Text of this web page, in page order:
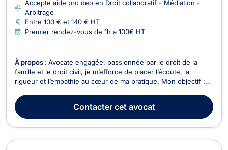
Accepte aide pro deo en Droit collaboratif - Médiation -
Arbitrage
Entre 100 € et 140 € HT
Premier rendez-vous de 1h à 100€ HT
À propos : Avocate engagée, passionnée par le droit de la
famille et le droit civil, je m’efforce de placer l’écoute, la
rigueur et l’empathie au cœur de ma pratique. Mon objectif :
sensibles, tout en vous apportant des solutions juridiques
concrètes et personnalisées. Formée aux modes a...
Contactercet avocat